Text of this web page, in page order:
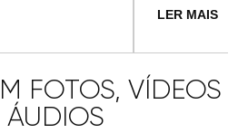
LER MAIS
FOTOS, VÍDEOS
ÁUDIOS